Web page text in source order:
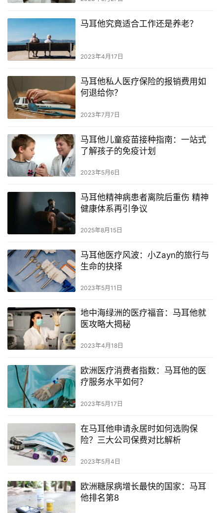
耳
他
移
民
学
教
育
网
址
航
马耳他究竟适合工作还是养老？
2023年4月17日
马耳他私人医疗保险的报销费用如
何退给你？
2023年7月7日
马耳他儿童疫苗接种指南：一站式
了解孩子的免疫计划
2023年5月6日
马耳他精神病患者离院后重伤 精神
健康体系再引争议
2025年8月15日
马耳他医疗风波：小Zayn的旅行与
生命的抉择
2023年5月11日
地中海绿洲的医疗福音：马耳他就
医攻略大揭秘
2023年4月18日
欧洲医疗消费者指数：马耳他的医
疗服务水平如何？
2023年5月17日
在马耳他申请永居时如何选购保
险？三大公司保费对比解析
2023年5月4日
欧洲糖尿病增长最快的国家：马耳
他排名第8